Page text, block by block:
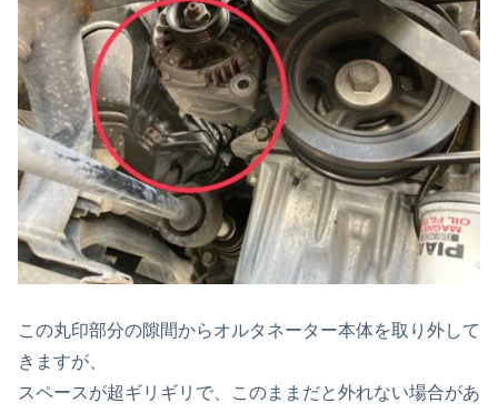
この丸印部分の隙間からオルタネーター本体を取り外して
きますが、
スペースが超ギリギリで、このままだと外れない場合があ